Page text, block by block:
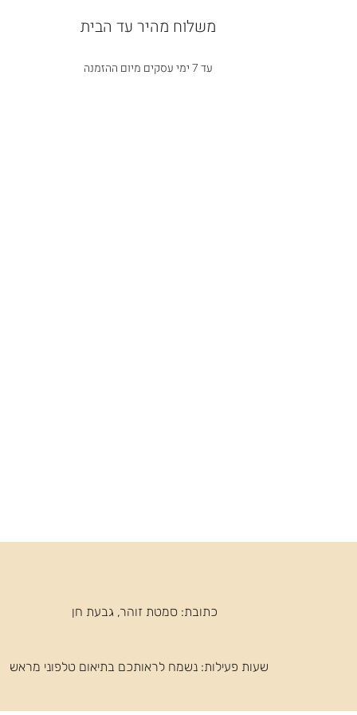
משלוח מהיר עד הבית
עד 7 ימי עסקים מיום ההזמנה
כתובת: סמטת זוהר, גבעת חן
שעות פעילות: ​נשמח לראותכם בתיאום טלפוני מראש